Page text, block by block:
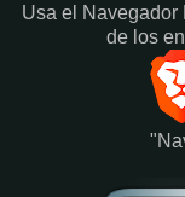
Usa el Navegador
de los